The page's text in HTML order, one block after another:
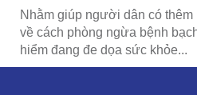
Nhằm giúp người dân có
về cách phòng ngừa bệnh
hiểm đang đe dọa sức khỏe...